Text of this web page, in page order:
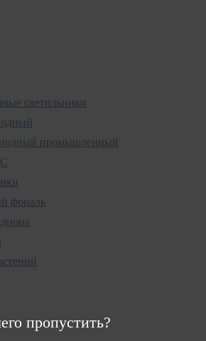
светильники
промышленный
фональ
пропустить?